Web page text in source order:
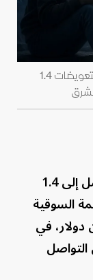
دعوى قضائية من 33 ولاية أميركية تطارد ميتا بتعويضات 1.4
مطالب بتعويضات تصل إلى 1.4
السوقية
عن 1.5 تريليون دولار، في